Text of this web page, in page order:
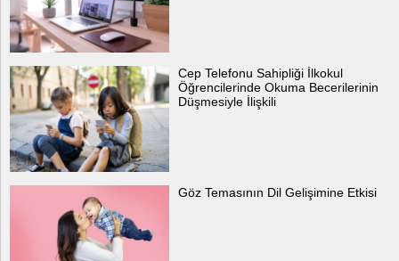
Cep Telefonu Sahipliği İlkokul
Öğrencilerinde Okuma Becerilerinin
Düşmesiyle İlişkili
Göz Temasının Dil Gelişimine Etkisi